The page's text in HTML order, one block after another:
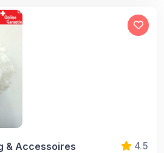
& Accessoires 4.5